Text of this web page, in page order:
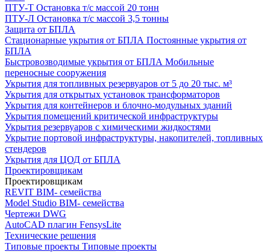
ПТУ-Т Остановка т/c массой 20 тонн
ПТУ-Л Остановка т/c массой 3,5 тонны
Защита от БПЛА
Стационарные укрытия от БПЛА Постоянные укрытия от
БПЛА
Быстровозводимые укрытия от БПЛА Мобильные
переносные сооружения
Укрытия для топливных резервуаров от 5 до 20 тыс. м³
Укрытия для открытых установок трансформаторов
Укрытия для контейнеров и блочно-модульных зданий
Укрытия помещений критической инфраструктуры
Укрытия резервуаров с химическими жидкостями
Укрытие портовой инфраструктуры, накопителей, топливных
стендеров
Укрытия для ЦОД от БПЛА
Проектировщикам
Проектировщикам
REVIT BIM- семейства
Model Studio BIM- семейства
Чертежи DWG
AutoCAD плагин FensysLite
Технические решения
Типовые проекты Типовые проекты